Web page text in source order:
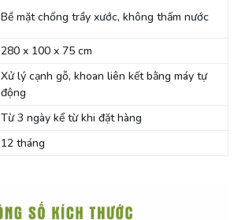
Bề mặt chống trầy xước, không thấm nước
280 x 100 x 75 cm
Xử lý cạnh gỗ, khoan liên kết bằng máy tự
động
Từ 3 ngày kể từ khi đặt hàng
12 tháng